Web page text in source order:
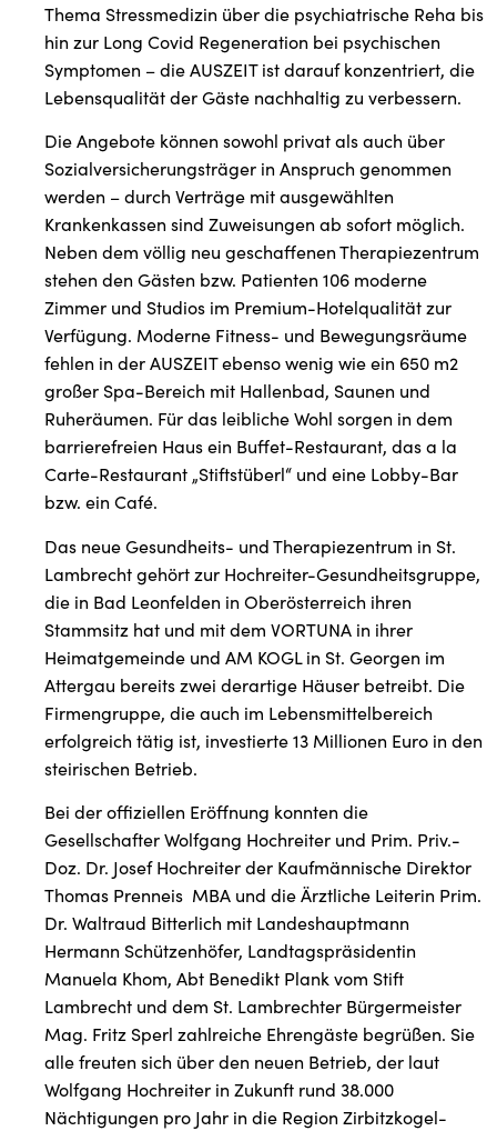
Thema Stressmedizin über die psychiatrische Reha bis
hin zur Long Covid Regeneration bei psychischen
Symptomen – die AUSZEIT ist darauf konzentriert, die
Lebensqualität der Gäste nachhaltig zu verbessern.
Die Angebote können sowohl privat als auch über
Sozialversicherungsträger in Anspruch genommen
werden – durch Verträge mit ausgewählten
Krankenkassen sind Zuweisungen ab sofort möglich.
Neben dem völlig neu geschaffenen Therapiezentrum
stehen den Gästen bzw. Patienten 106 moderne
Zimmer und Studios im Premium-Hotelqualität zur
Verfügung. Moderne Fitness- und Bewegungsräume
fehlen in der AUSZEIT ebenso wenig wie ein 650 m2
großer Spa-Bereich mit Hallenbad, Saunen und
Ruheräumen. Für das leibliche Wohl sorgen in dem
barrierefreien Haus ein Buffet-Restaurant, das a la
Carte-Restaurant „Stiftstüberl“ und eine Lobby-Bar
bzw. ein Café.
Das neue Gesundheits- und Therapiezentrum in St.
Lambrecht gehört zur Hochreiter-Gesundheitsgruppe,
die in Bad Leonfelden in Oberösterreich ihren
Stammsitz hat und mit dem VORTUNA in ihrer
Heimatgemeinde und AM KOGL in St. Georgen im
Attergau bereits zwei derartige Häuser betreibt. Die
Firmengruppe, die auch im Lebensmittelbereich
erfolgreich tätig ist, investierte 13 Millionen Euro in den
steirischen Betrieb.
Bei der offiziellen Eröffnung konnten die
Gesellschafter Wolfgang Hochreiter und Prim. Priv.-
Doz. Dr. Josef Hochreiter der Kaufmännische Direktor
Thomas Prenneis MBA und die Ärztliche Leiterin Prim.
Dr. Waltraud Bitterlich mit Landeshauptmann
Hermann Schützenhöfer, Landtagspräsidentin
Manuela Khom, Abt Benedikt Plank vom Stift
Lambrecht und dem St. Lambrechter Bürgermeister
Mag. Fritz Sperl zahlreiche Ehrengäste begrüßen. Sie
alle freuten sich über den neuen Betrieb, der laut
Wolfgang Hochreiter in Zukunft rund 38.000
Nächtigungen pro Jahr in die Region Zirbitzkogel-